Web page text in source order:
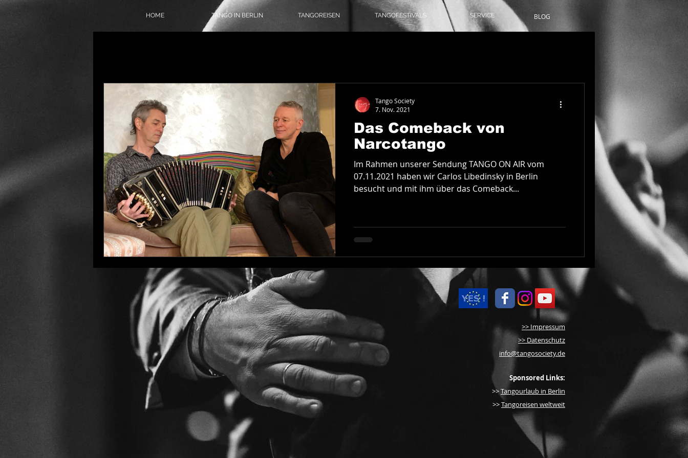
HOME TANGO IN BERLIN TANGOREISEN TANGOFESTIVALS SERVICE BLOG
Tangokolumne Tangofilm Tango-Logbuch
Politik Geschichte Tangomode & Schuhe Coronatango
Online-Milonga Tangoverein Tangokultur Event-Tipps Jobs
Tango Society Mitglied
Das Comeback von
Narcotango
Im Rahmen unserer Sendung TANGO ON AIR vom
07.11.2021 haben wir Carlos Libedinsky in Berlin
besucht und mit ihm über das Comeback...
Tango Society
7. Nov. 2021
>> Impressum
>> Datenschutz
info@tangosociety.de
Sponsored Links:
>>Tangourlaub in Berlin
>>Tangoreisen weltweit